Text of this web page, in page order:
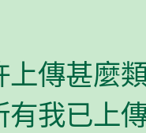
上傳甚麼
有我已上